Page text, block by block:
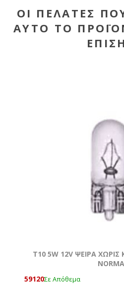
ΟΙ ΠΕΛΆΤΕΣ
ΑΥΤΌ ΤΟ
T10 5W 12V ΨΕΙΡΑ ΧΩΡΙΣ
NORMA
59120Σε Απόθεμα